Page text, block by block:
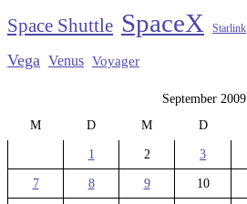
Space Shuttle SpaceX Starlink
Vega Venus Voyager
September 2009
M
D M D
1 2 3
7 8 9 10